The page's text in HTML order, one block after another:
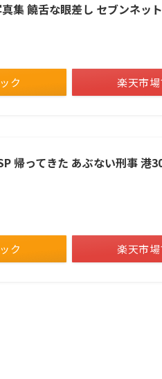
集 饒舌な眼差し セブンネッ
ク 楽天市
帰ってきた あぶない刑事 港
ク 楽天市